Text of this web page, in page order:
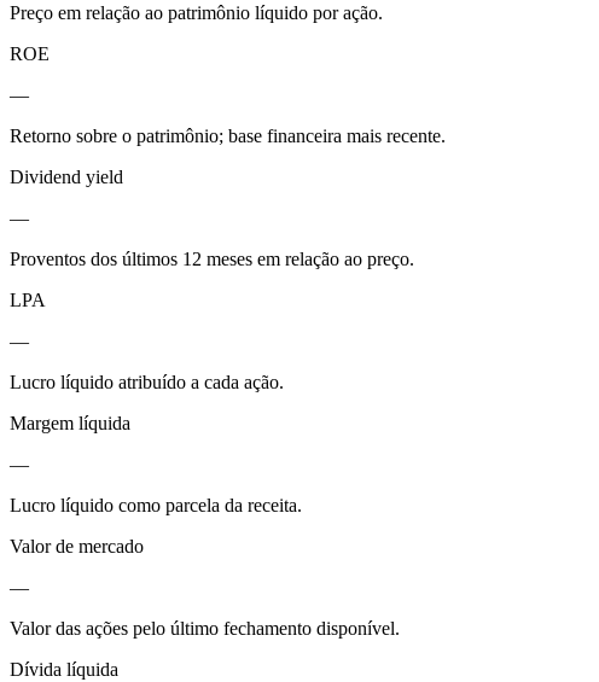
Preço em relação ao patrimônio líquido por ação.
ROE
—
Retorno sobre o patrimônio; base financeira mais recente.
Dividend yield
—
Proventos dos últimos 12 meses em relação ao preço.
LPA
—
Lucro líquido atribuído a cada ação.
Margem líquida
—
Lucro líquido como parcela da receita.
Valor de mercado
—
Valor das ações pelo último fechamento disponível.
Dívida líquida